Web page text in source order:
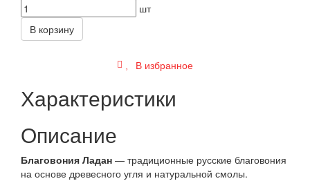
шт
В корзину
В избранное
Характеристики
Описание
Благовония Ладан — традиционные русские благовония
на основе древесного угля и натуральной смолы.